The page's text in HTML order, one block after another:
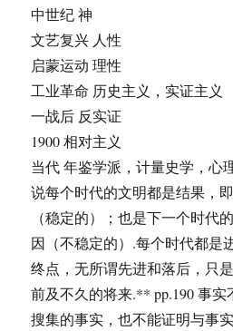
中世纪 神
文艺复兴 人性
启蒙运动 理性
工业革命 历史主义，实证主义
一战后 反实证
1900 相对主义
当代 年鉴学派，计量史学，心
说每个时代的文明都是结果，
（稳定的）；也是下一个时代
因（不稳定的）.每个时代都是
终点，无所谓先进和落后，只
前及不久的将来.** pp.190 事
搜集的事实，也不能证明与事